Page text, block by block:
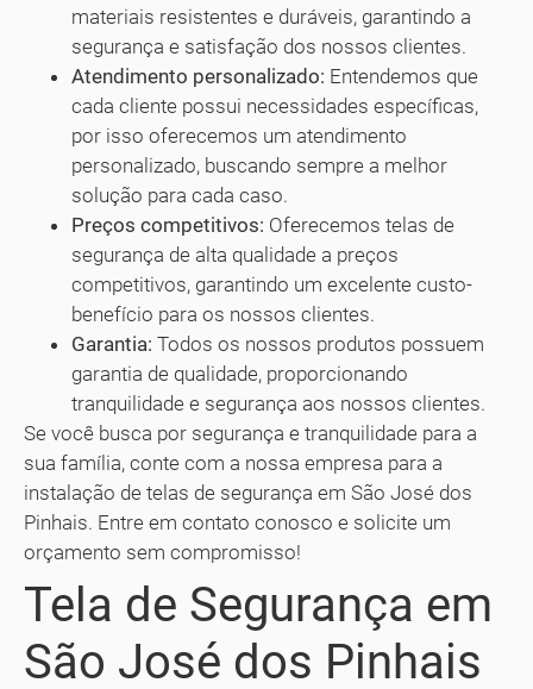
materiais resistentes e duráveis, garantindo a
segurança e satisfação dos nossos clientes.
Atendimento personalizado: Entendemos que
cada cliente possui necessidades específicas,
por isso oferecemos um atendimento
personalizado, buscando sempre a melhor
solução para cada caso.
Preços competitivos: Oferecemos telas de
segurança de alta qualidade a preços
competitivos, garantindo um excelente custo-
benefício para os nossos clientes.
Garantia: Todos os nossos produtos possuem
garantia de qualidade, proporcionando
tranquilidade e segurança aos nossos clientes.
Se você busca por segurança e tranquilidade para a
sua família, conte com a nossa empresa para a
instalação de telas de segurança em São José dos
Pinhais. Entre em contato conosco e solicite um
orçamento sem compromisso!
Tela de Segurança em
São José dos Pinhais